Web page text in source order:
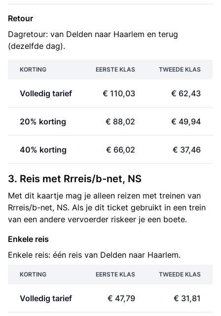
Retour
Dagretour: van Delden naar Haarlem en terug
(dezelfde dag).
KORTING EERSTE KLAS TWEEDE KLAS
Volledig tarief € 110,03 € 62,43
20% korting € 88,02 € 49,94
40% korting € 66,02 € 37,46
3. Reis met Rrreis/b-net, NS
Met dit kaartje mag je alleen reizen met treinen van
Rrreis/b-net, NS. Als je dit ticket gebruikt in een trein
van een andere vervoerder riskeer je een boete.
Enkele reis
Enkele reis: één reis van Delden naar Haarlem.
KORTING EERSTE KLAS TWEEDE KLAS
Volledig tarief € 47,79 € 31,81